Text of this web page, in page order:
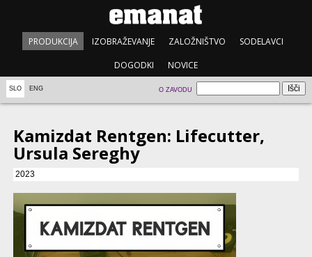
PRODUKCIJA IZOBRAŽEVANJE ZALOŽNIŠTVO SODELAVCI
DOGODKI NOVICE
SLO ENG O ZAVODU
Kamizdat Rentgen: Lifecutter,
Ursula Sereghy
2023